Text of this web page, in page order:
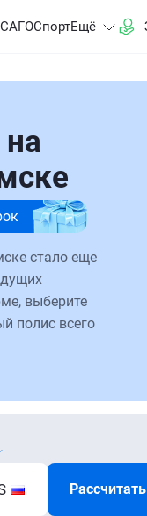
СпортЕщё
стало еще
выберите
полис всего
Рассчитать